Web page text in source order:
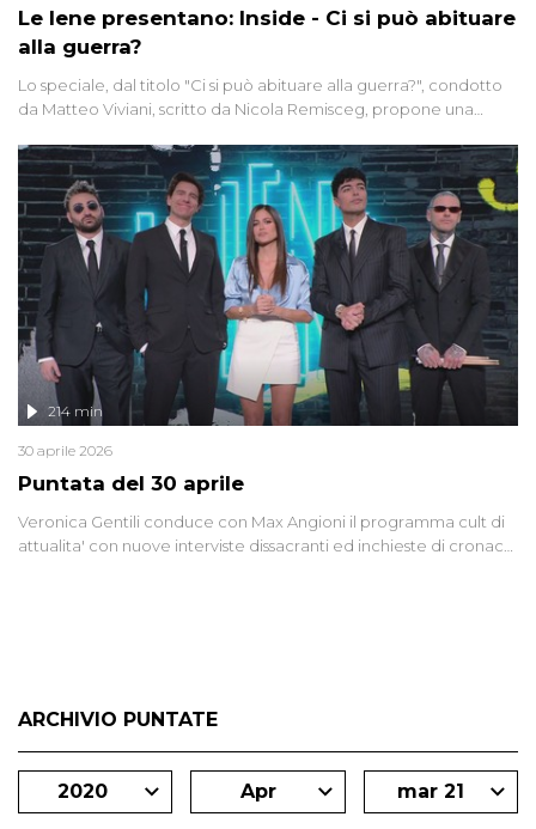
Le Iene presentano: Inside - Ci si può abituare
alla guerra?
Lo speciale, dal titolo "Ci si può abituare alla guerra?", condotto
da Matteo Viviani, scritto da Nicola Remisceg, propone una
di settore - su quanto la guerra sia diventata una realtà pervasiva.
Anche se l'Italia non è direttamente coinvolta in conflitti armati, il
contesto globale rende impossibile considerarla un fenomeno
lontano.
Puntata del 30 aprile
214 min
30 aprile 2026
Veronica Gentili conduce con Max Angioni il programma cult di
attualita' con nuove interviste dissacranti ed inchieste di cronaca
ARCHIVIO PUNTATE
2020 Apr mar 21